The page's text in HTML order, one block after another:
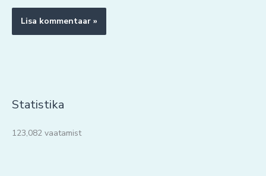
Statistika
123,082 vaatamist